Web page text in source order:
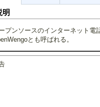
明
プンソースのインターネット電
とも呼ばれる。